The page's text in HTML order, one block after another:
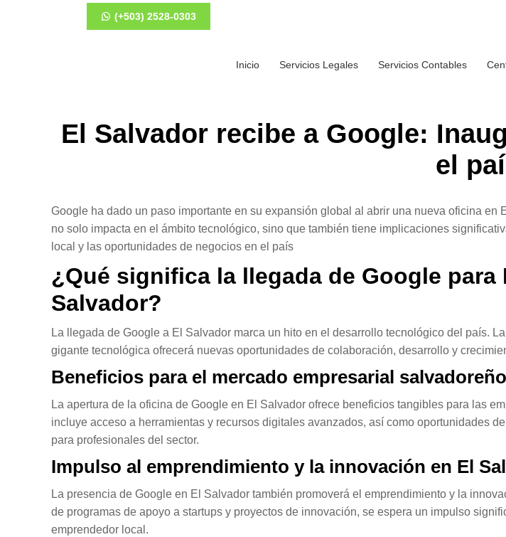
(+503) 2528-0303
Inicio Servicios Legales Servicios Contables
El Salvador recibe a Google:
el
Google ha dado un paso importante en su expansión global al abrir una nueva oficina en
no solo impacta en el ámbito tecnológico, sino que también tiene implicaciones
local y las oportunidades de negocios en el país
¿Qué significa la llegada de Google para
Salvador?
La llegada de Google a El Salvador marca un hito en el desarrollo tecnológico del país.
gigante tecnológica ofrecerá nuevas oportunidades de colaboración, desarrollo y
Beneficios para el mercado empresarial salvadoreño
La apertura de la oficina de Google en El Salvador ofrece beneficios tangibles para las
incluye acceso a herramientas y recursos digitales avanzados, así como oportunidades
para profesionales del sector.
Impulso al emprendimiento y la innovación en El
La presencia de Google en El Salvador también promoverá el emprendimiento y la
de programas de apoyo a startups y proyectos de innovación, se espera un impulso
emprendedor local.